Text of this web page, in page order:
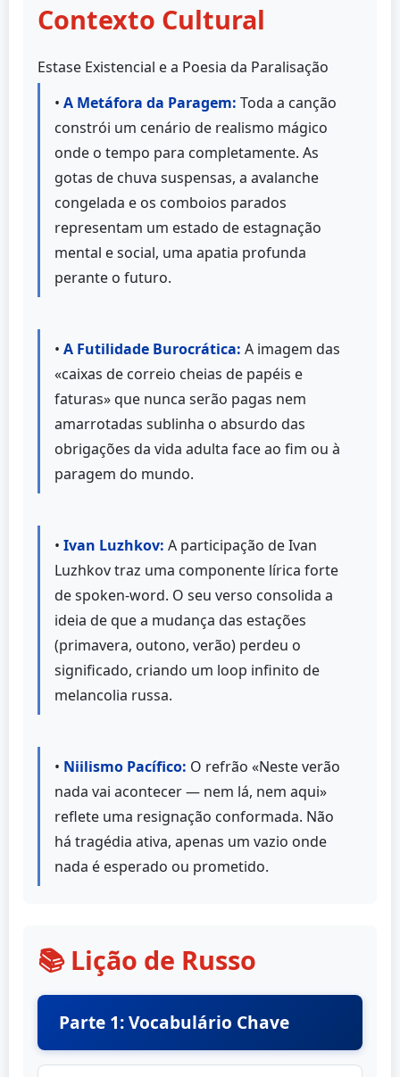
Contexto Cultural
Estase Existencial e a Poesia da Paralisação
• A Metáfora da Paragem: Toda a canção
constrói um cenário de realismo mágico
onde o tempo para completamente. As
gotas de chuva suspensas, a avalanche
congelada e os comboios parados
representam um estado de estagnação
mental e social, uma apatia profunda
perante o futuro.
• A Futilidade Burocrática: A imagem das
«caixas de correio cheias de papéis e
faturas» que nunca serão pagas nem
amarrotadas sublinha o absurdo das
obrigações da vida adulta face ao fim ou à
paragem do mundo.
• Ivan Luzhkov: A participação de Ivan
Luzhkov traz uma componente lírica forte
de spoken-word. O seu verso consolida a
ideia de que a mudança das estações
(primavera, outono, verão) perdeu o
significado, criando um loop infinito de
melancolia russa.
• Niilismo Pacífico: O refrão «Neste verão
nada vai acontecer — nem lá, nem aqui»
reflete uma resignação conformada. Não
há tragédia ativa, apenas um vazio onde
nada é esperado ou prometido.
📚 Lição de Russo
Parte 1: Vocabulário Chave